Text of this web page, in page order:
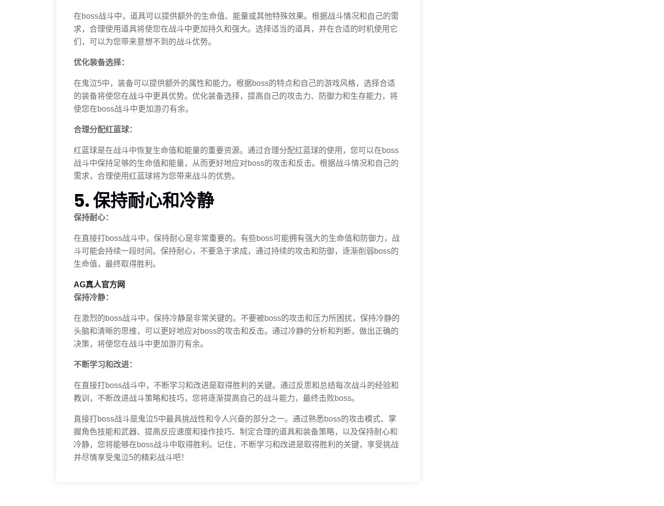
在boss战斗中，道具可以提供额外的生命值、能量或其他特殊效果。根据战斗情况和自己的需
求，合理使用道具将使您在战斗中更加持久和强大。选择适当的道具，并在合适的时机使用它
们，可以为您带来意想不到的战斗优势。
优化装备选择：
在鬼泣5中，装备可以提供额外的属性和能力。根据boss的特点和自己的游戏风格，选择合适
的装备将使您在战斗中更具优势。优化装备选择，提高自己的攻击力、防御力和生存能力，将
使您在boss战斗中更加游刃有余。
合理分配红蓝球：
红蓝球是在战斗中恢复生命值和能量的重要资源。通过合理分配红蓝球的使用，您可以在boss
战斗中保持足够的生命值和能量，从而更好地应对boss的攻击和反击。根据战斗情况和自己的
需求，合理使用红蓝球将为您带来战斗的优势。
5. 保持耐心和冷静
保持耐心：
在直接打boss战斗中，保持耐心是非常重要的。有些boss可能拥有强大的生命值和防御力，战
斗可能会持续一段时间。保持耐心，不要急于求成，通过持续的攻击和防御，逐渐削弱boss的
生命值，最终取得胜利。
AG真人官方网
保持冷静：
在激烈的boss战斗中，保持冷静是非常关键的。不要被boss的攻击和压力所困扰，保持冷静的
头脑和清晰的思维，可以更好地应对boss的攻击和反击。通过冷静的分析和判断，做出正确的
决策，将使您在战斗中更加游刃有余。
不断学习和改进：
在直接打boss战斗中，不断学习和改进是取得胜利的关键。通过反思和总结每次战斗的经验和
教训，不断改进战斗策略和技巧，您将逐渐提高自己的战斗能力，最终击败boss。
直接打boss战斗是鬼泣5中最具挑战性和令人兴奋的部分之一。通过熟悉boss的攻击模式、掌
握角色技能和武器、提高反应速度和操作技巧、制定合理的道具和装备策略，以及保持耐心和
冷静，您将能够在boss战斗中取得胜利。记住，不断学习和改进是取得胜利的关键，享受挑战
并尽情享受鬼泣5的精彩战斗吧！